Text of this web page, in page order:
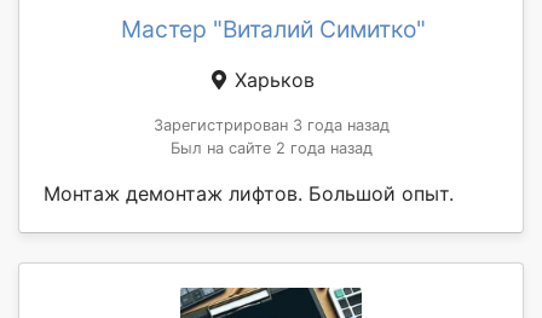
Мастер "Виталий Симитко"
Харьков
Зарегистрирован 3 года назад
Был на сайте 2 года назад
Монтаж демонтаж лифтов. Большой опыт.